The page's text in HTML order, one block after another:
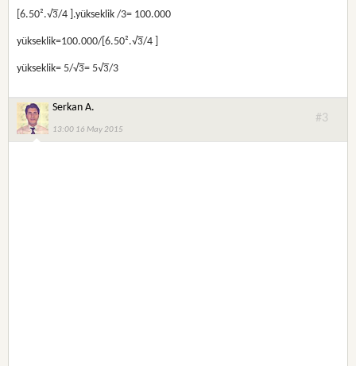
[6.50².√3/4 ].yükseklik /3= 100.000
yükseklik=100.000/[6.50².√3/4 ]
yükseklik= 5/√3= 5√3/3
Serkan A.
13:00 16 May 2015
#3